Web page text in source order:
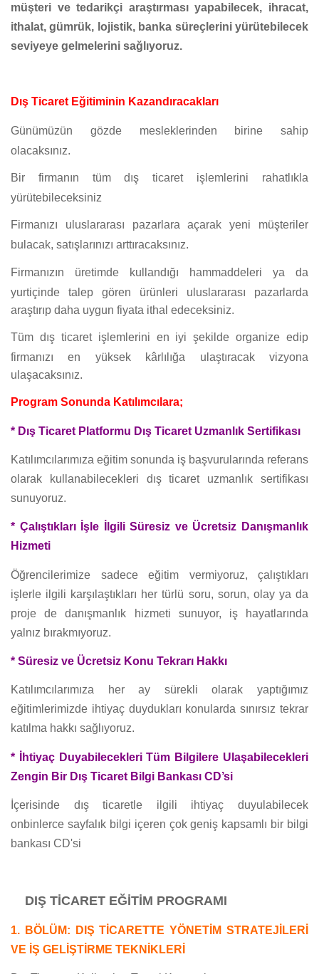
müşteri ve tedarikçi araştırması yapabilecek, ihracat,
ithalat, gümrük, lojistik, banka süreçlerini yürütebilecek
seviyeye gelmelerini sağlıyoruz.
Dış Ticaret Eğitiminin Kazandıracakları
Günümüzün gözde mesleklerinden birine sahip
olacaksınız.
Bir firmanın tüm dış ticaret işlemlerini rahatlıkla
yürütebileceksiniz
Firmanızı uluslararası pazarlara açarak yeni müşteriler
bulacak, satışlarınızı arttıracaksınız.
Firmanızın üretimde kullandığı hammaddeleri ya da
yurtiçinde talep gören ürünleri uluslararası pazarlarda
araştırıp daha uygun fiyata ithal edeceksiniz.
Tüm dış ticaret işlemlerini en iyi şekilde organize edip
firmanızı en yüksek kârlılığa ulaştıracak vizyona
ulaşacaksınız.
Program Sonunda Katılımcılara;
* Dış Ticaret Platformu Dış Ticaret Uzmanlık Sertifikası
Katılımcılarımıza eğitim sonunda iş başvurularında referans
olarak kullanabilecekleri dış ticaret uzmanlık sertifikası
sunuyoruz.
* Çalıştıkları İşle İlgili Süresiz ve Ücretsiz Danışmanlık
Hizmeti
Öğrencilerimize sadece eğitim vermiyoruz, çalıştıkları
işlerle ilgili karşılaştıkları her türlü soru, sorun, olay ya da
proje de danışmanlık hizmeti sunuyor, iş hayatlarında
yalnız bırakmıyoruz.
* Süresiz ve Ücretsiz Konu Tekrarı Hakkı
Katılımcılarımıza her ay sürekli olarak yaptığımız
eğitimlerimizde ihtiyaç duydukları konularda sınırsız tekrar
katılma hakkı sağlıyoruz.
* İhtiyaç Duyabilecekleri Tüm Bilgilere Ulaşabilecekleri
Zengin Bir Dış Ticaret Bilgi Bankası CD’si
İçerisinde dış ticaretle ilgili ihtiyaç duyulabilecek
onbinlerce sayfalık bilgi içeren çok geniş kapsamlı bir bilgi
bankası CD'si
DIŞ TİCARET EĞİTİM PROGRAMI
1. BÖLÜM: DIŞ TİCARETTE YÖNETİM STRATEJİLERİ
VE İŞ GELİŞTİRME TEKNİKLERİ